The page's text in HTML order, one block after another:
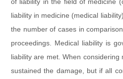
of liability in the field of medicine
liability in medicine (medical
the number of cases in
proceedings. Medical liability is
liability are met. When
sustained the damage, but if all